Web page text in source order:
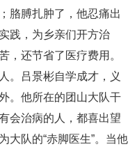
胳膊扎肿了，他忍痛出
践，为乡亲们开方治
，还节省了医疗费用。
。吕景彬自学成才，义
。他所在的团山大队干
会治病的人，都喜出望
大队的“赤脚医生”。当他